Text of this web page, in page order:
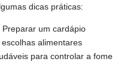
dicas práticas:
Preparar um cardápio
alimentares
para controlar a fome